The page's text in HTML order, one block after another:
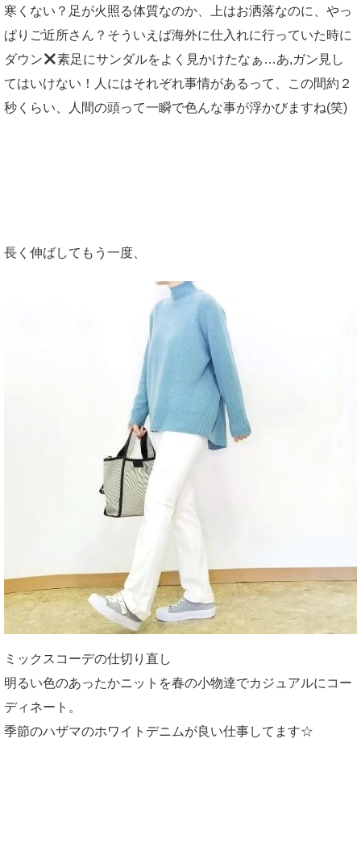
寒くない？足が火照る体質なのか、上はお洒落なのに、やっ
ぱりご近所さん？そういえば海外に仕入れに行っていた時に
ダウン
素足にサンダルをよく見かけたなぁ…あ,ガン見し
てはいけない！人にはそれぞれ事情があるって、この間約２
秒くらい、人間の頭って一瞬で色んな事が浮かびますね(笑)
長く伸ばしてもう一度、
ミックスコーデの仕切り直し
明るい色のあったかニットを春の小物達でカジュアルにコー
ディネート。
季節のハザマのホワイトデニムが良い仕事してます☆